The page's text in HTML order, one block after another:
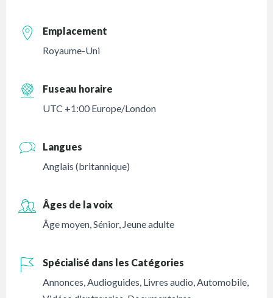
Emplacement
Royaume-Uni
Fuseau horaire
UTC +1:00 Europe/London
Langues
Anglais (britannique)
Âges de la voix
Âge moyen,Sénior, Jeune adulte
Spécialisé dans les Catégories
Annonces,Audioguides, Livres audio,Automobile,